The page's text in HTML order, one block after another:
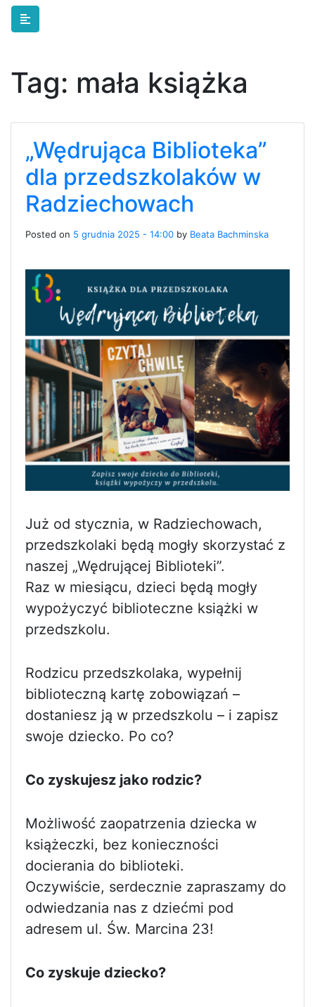
Skip to main content
Tag: mała książka
„Wędrująca Biblioteka”
dla przedszkolaków w
Radziechowach
Posted on 5 grudnia 2025 - 14:00 by Beata Bachminska
Już od stycznia, w Radziechowach,
przedszkolaki będą mogły skorzystać z
naszej „Wędrującej Biblioteki”.
Raz w miesiącu, dzieci będą mogły
wypożyczyć biblioteczne książki w
przedszkolu.
Rodzicu przedszkolaka, wypełnij
biblioteczną kartę zobowiązań –
dostaniesz ją w przedszkolu – i zapisz
swoje dziecko. Po co?
Co zyskujesz jako rodzic?
Możliwość zaopatrzenia dziecka w
książeczki, bez konieczności
docierania do biblioteki.
Oczywiście, serdecznie zapraszamy do
odwiedzania nas z dziećmi pod
adresem ul. Św. Marcina 23!
Co zyskuje dziecko?